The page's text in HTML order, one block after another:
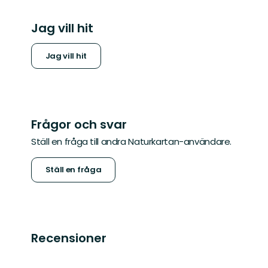
Jag vill hit
Jag vill hit
Frågor och svar
Ställ en fråga till andra Naturkartan-användare.
Ställ en fråga
Recensioner